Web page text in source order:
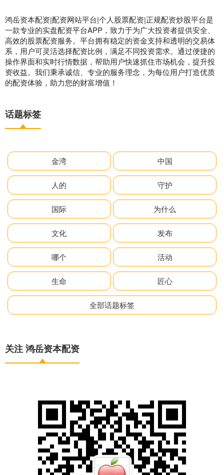
鸿岳资本配资|配资网站平台|个人股票配资|正规配资炒股平台是
一款专业的实盘配资平台APP，致力于为广大投资者提供安全、
高效的股票配资服务。平台拥有稳定的资金支持和透明的交易体
系，用户可灵活选择配资比例，满足不同投资需求。通过便捷的
操作界面和实时行情数据，帮助用户快速抓住市场机会，提升投
资收益。我们秉承诚信、专业的服务理念，为每位用户打造优质
的配资体验，助力您的财富增值！
话题标签
金湾 中国
人的 守护
国际 为什么
文化 发布
哪个 活动
生命 匠心
全部话题标签
关注 鸿岳资本配资